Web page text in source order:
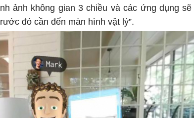
ảnh không gian 3 chiều và các ứng dụng sẽ
đó cần đến màn hình vật lý”.